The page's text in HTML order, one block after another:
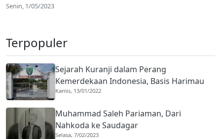
Senin, 1/05/2023
Terpopuler
Sejarah Kuranji dalam Perang
Kemerdekaan Indonesia, Basis Harimau
Kuranji
Kamis, 13/01/2022
Muhammad Saleh Pariaman, Dari
Nahkoda ke Saudagar
Selasa, 7/02/2023